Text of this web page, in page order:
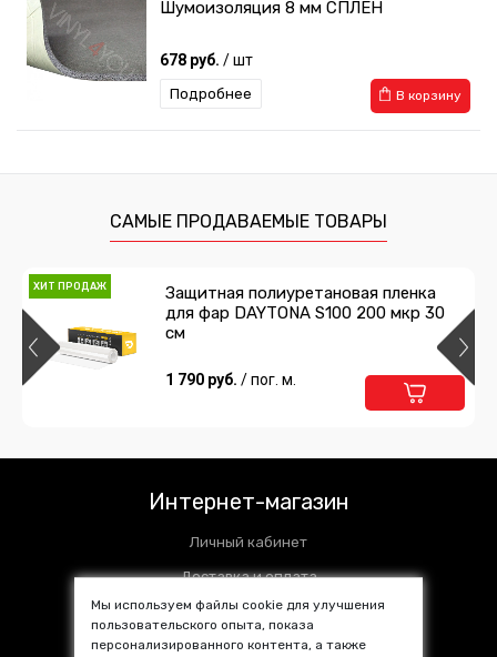
Шумоизоляция 8 мм СПЛЕН
678 руб. / шт
В корзину
Подробнее
598 руб./ шт
Антискрип 1 мм
804 руб./ шт
В корзину
372 руб./ шт
В корзину
Подробнее
Виброизоляция SGM ALFA 3 мм
САМЫЕ ПРОДАВАЕМЫЕ ТОВАРЫ
ХИТ ПРОДАЖ
Защитная полиуретановая пленка
для фар DAYTONA S100 200 мкр 30
см
1 790 руб. / пог. м.
Интернет-магазин
Личный кабинет
Доставка и оплата
Установочные центры
Контакты
Мы используем файлы cookie для улучшения
пользовательского опыта, показа
персонализированного контента, а также